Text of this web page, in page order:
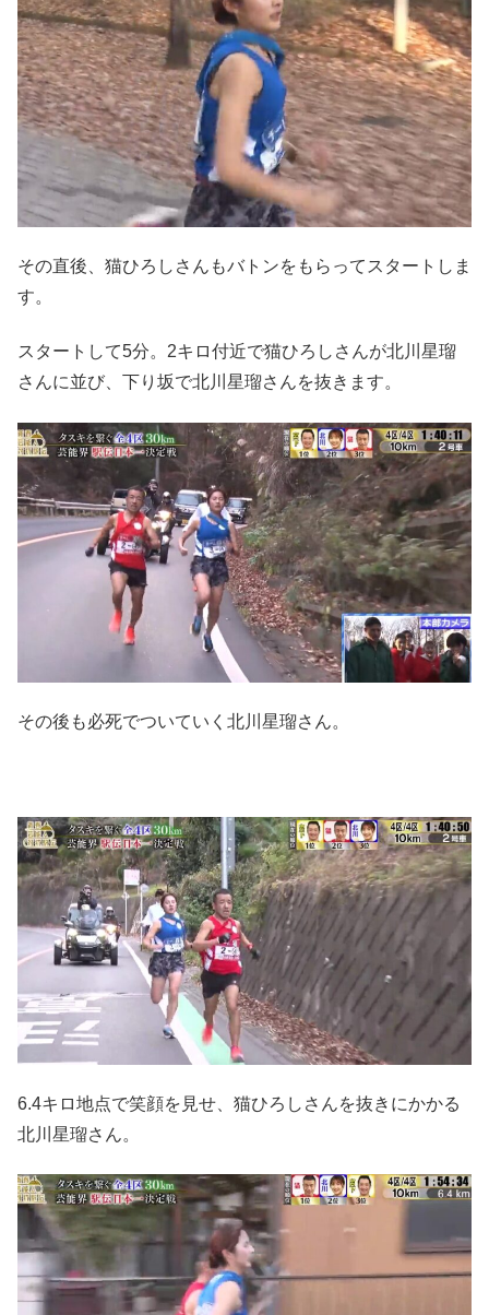
その直後、猫ひろしさんもバトンをもらってスタートしま
す。
スタートして5分。2キロ付近で猫ひろしさんが北川星瑠
さんに並び、下り坂で北川星瑠さんを抜きます。
その後も必死でついていく北川星瑠さん。
6.4キロ地点で笑顔を見せ、猫ひろしさんを抜きにかかる
北川星瑠さん。